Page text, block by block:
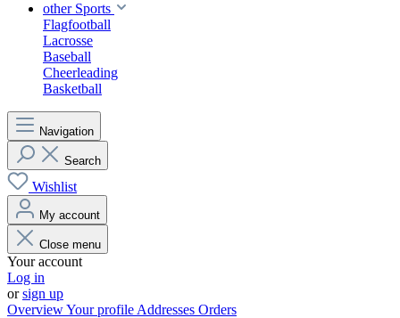
other Sports
Flagfootball
Lacrosse
Baseball
Cheerleading
Basketball
Navigation
Search
Wishlist
My account
Close menu
Your account
Log in
orsign up
OverviewYour profile Addresses Orders